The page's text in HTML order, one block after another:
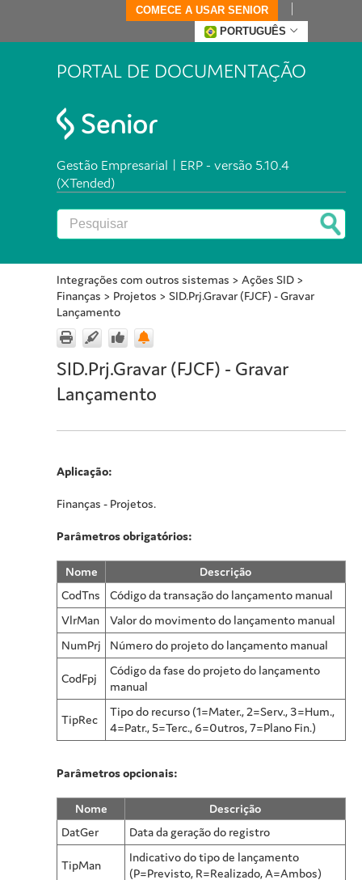
COMECE A USAR SENIOR
PORTUGUÊS
PORTAL DE DOCUMENTAÇÃO
Gestão Empresarial | ERP - versão 5.10.4
(XTended)
Integrações com outros sistemas > Ações SID >
Finanças > Projetos > SID.Prj.Gravar (FJCF) - Gravar
Lançamento
SID.Prj.Gravar (FJCF) - Gravar
Lançamento
Aplicação:
Finanças - Projetos.
Parâmetros obrigatórios:
Nome
Descrição
CodTns
Código da transação do lançamento manual
VlrMan
Valor do movimento do lançamento manual
NumPrj
Número do projeto do lançamento manual
CodFpj
Código da fase do projeto do lançamento
manual
TipRec
Tipo do recurso (1=Mater., 2=Serv., 3=Hum.,
4=Patr., 5=Terc., 6=0utros, 7=Plano Fin.)
Parâmetros opcionais:
Nome
Descrição
DatGer
Data da geração do registro
TipMan
Indicativo do tipo de lançamento
(P=Previsto, R=Realizado, A=Ambos)